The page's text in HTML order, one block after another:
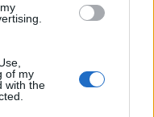
of my
with the